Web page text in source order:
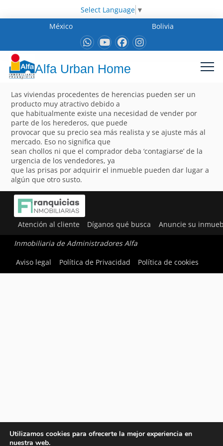
Select Language ▼
México
Bolivia
Alfa Urban Home
Las viviendas procedentes de herencias pueden ser un
producto muy atractivo debido a
que habitualmente existe una necesidad de vender por
parte de los herederos, que puede
provocar que su precio sea más realista y se ajuste más al
mercado. Eso no significa que
sean chollos ni que el comprador deba ‘contagiarse’ de la
urgencia de los vendedores, ya
que las prisas por adquirir el inmueble pueden dar lugar a
algún que otro susto.
Atención al cliente Díganos qué busca Anuncie su
Inmobiliaria de Administradores Alfa
Aviso legal
Política de Privacidad Política de cookies
Utilizamos cookies para ofrecerte la mejor experiencia en
nuestra web.